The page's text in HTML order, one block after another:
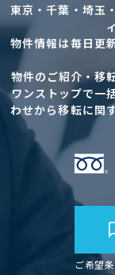
東京・千葉・埼玉
物件情報は毎日更
物件のご紹介・移
ワンストップで一
わせから移転に関
ご希望